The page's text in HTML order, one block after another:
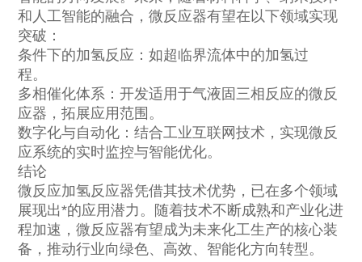
和人工智能的融合，微反应器有望在以下领域实现
突破：
条件下的加氢反应：如超临界流体中的加氢过
程。
多相催化体系：开发适用于气液固三相反应的微反
应器，拓展应用范围。
数字化与自动化：结合工业互联网技术，实现微反
应系统的实时监控与智能优化。
结论
微反应加氢反应器凭借其技术优势，已在多个领域
展现出*的应用潜力。随着技术不断成熟和产业化进
程加速，微反应器有望成为未来化工生产的核心装
备，推动行业向绿色、高效、智能化方向转型。